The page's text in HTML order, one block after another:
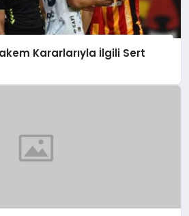
Kararlarıyla İlgili Sert